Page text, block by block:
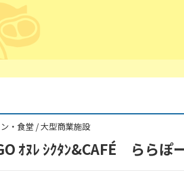
・食堂 /大型商業施設
ｵﾇﾚ ｼｸﾀﾝ&CAFÉ ららぽ